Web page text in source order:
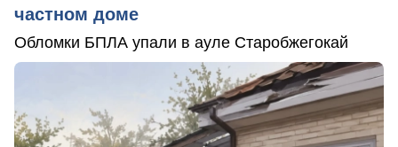
частном доме
Обломки БПЛА упали в ауле Старобжегокай